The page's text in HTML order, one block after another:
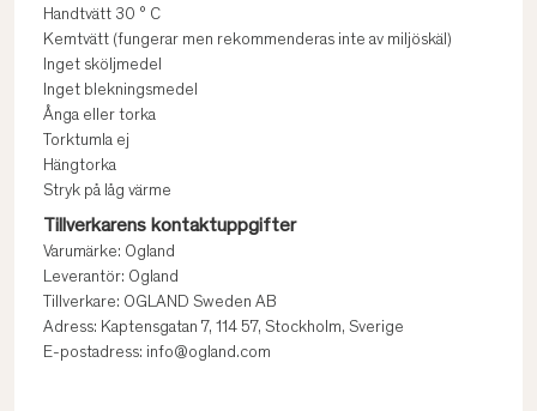
Handtvätt 30 ° C
Kemtvätt (fungerar men rekommenderas inte av miljöskäl)
Inget sköljmedel
Inget blekningsmedel
Ånga eller torka
Torktumla ej
Hängtorka
Stryk på låg värme
Tillverkarens kontaktuppgifter
Varumärke: Ogland
Leverantör: Ogland
Tillverkare: OGLAND Sweden AB
Adress: Kaptensgatan 7, 114 57, Stockholm, Sverige
E-postadress: info@ogland.com